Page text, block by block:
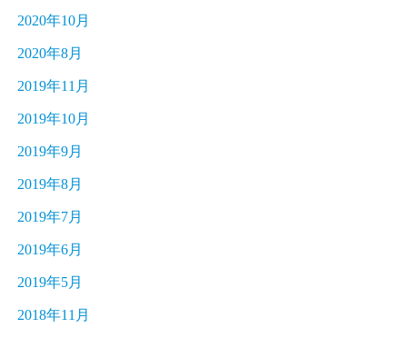
2020年10月
2020年8月
2019年11月
2019年10月
2019年9月
2019年8月
2019年7月
2019年6月
2019年5月
2018年11月